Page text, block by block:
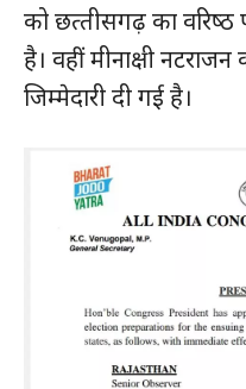
को छत्‍तीसगढ़ का वरिष्‍ठ
है। वहीं मीनाक्षी
जिम्‍मेदारी दी गई है।